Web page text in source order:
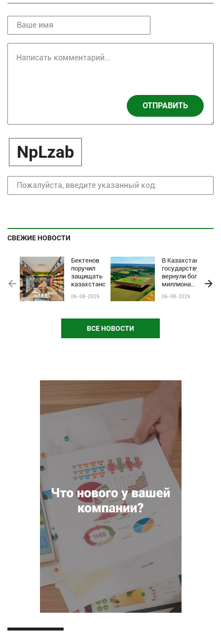
ОТПРАВИТЬ
СВЕЖИЕ НОВОСТИ
Бектенов
поручил
защищать
казахстанские
чёрного пиара
06-08-2026
В Казахстане
государству
вернули более
миллиона
сельхозземель
06-08-2026
ВСЕ НОВОСТИ